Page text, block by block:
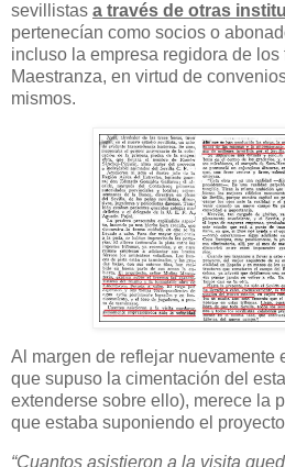
sevillistas a través de otras
pertenecían como socios o
incluso la empresa regidora de
Maestranza, en virtud de
mismos.
Al margen de reflejar nuevamente
que supuso la cimentación del
extenderse sobre ello), merece la
que estaba suponiendo el
“Cuantos asistieron a la visita